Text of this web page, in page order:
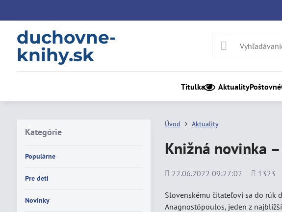
duchovne-
knihy.sk
Titulka AktualityPoštovné
Úvod Aktuality
Knižná novinka
Pridané
22.06.2022 09:27:02
Počet
1323
Slovenskému čitateľovi sa do rúk
Anagnostópoulos, jeden z
Kategórie
Populárne
Pre deti
Novinky